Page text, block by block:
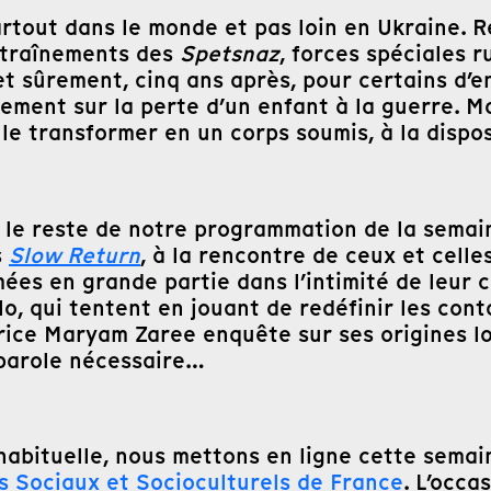
dans le monde et pas loin en Ukraine.
des Spetsnaz, forces spéciales
cinq ans après, pour certains
sur la perte d’un enfant à la guerre.
transformer en un corps soumis, à la
reste de notre programmation de la
Slow Return, à la rencontre de ceux et
en grande partie dans l’intimité de leur
qui tentent en jouant de redéfinir les
Maryam Zaree enquête sur ses origines
nécessaire…
nous mettons en ligne cette
Sociaux et Socioculturels de France.